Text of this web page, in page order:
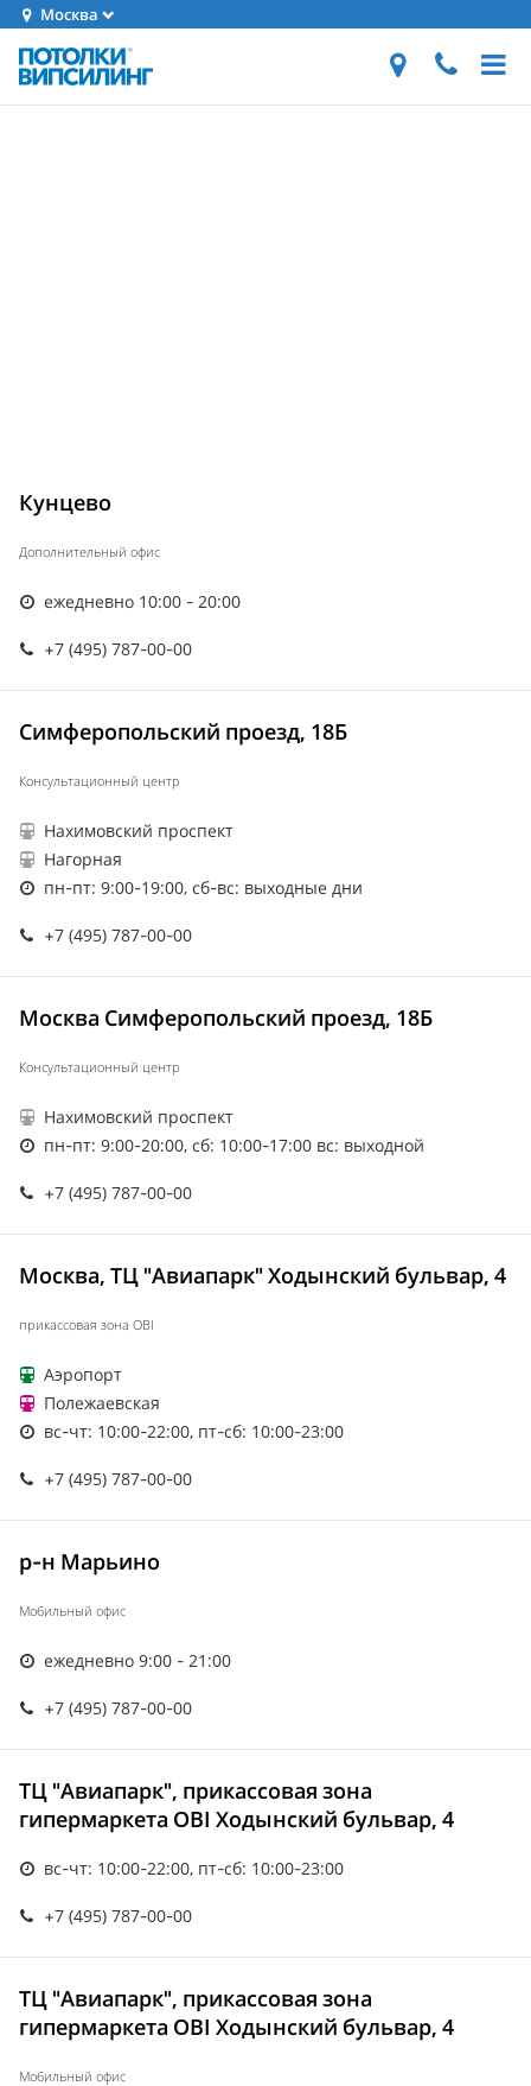
Москва
Кунцево
Дополнительный офис
ежедневно 10:00 - 20:00
+7 (495) 787-00-00
Симферопольский проезд, 18Б
Консультационный центр
Нахимовский проспект
Нагорная
пн-пт: 9:00-19:00, сб-вс: выходные дни
+7 (495) 787-00-00
Москва Симферопольский проезд, 18Б
Консультационный центр
Нахимовский проспект
пн-пт: 9:00-20:00, сб: 10:00-17:00 вс: выходной
+7 (495) 787-00-00
Москва, ТЦ "Авиапарк" Ходынский бульвар, 4
прикассовая зона OBI
Аэропорт
Полежаевская
вс-чт: 10:00-22:00, пт-сб: 10:00-23:00
+7 (495) 787-00-00
р-н Марьино
Мобильный офис
ежедневно 9:00 - 21:00
+7 (495) 787-00-00
ТЦ "Авиапарк", прикассовая зона
гипермаркета OBI Ходынский бульвар, 4
вс-чт: 10:00-22:00, пт-сб: 10:00-23:00
+7 (495) 787-00-00
ТЦ "Авиапарк", прикассовая зона
гипермаркета OBI Ходынский бульвар, 4
Мобильный офис